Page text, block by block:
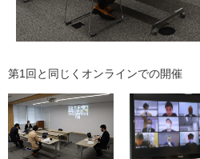
第1回と同じくオンラインでの開催